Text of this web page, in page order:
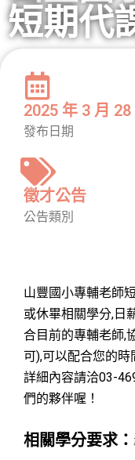
短期代
2025 年 3 月 28
發布日期
徵才公告
公告類別
山豐國小專輔老師
或休畢相關學分,日
合目前的專輔老師,
可),可以配合您的時
詳細內容請洽03-
們的夥伴喔！
相關學分要求：